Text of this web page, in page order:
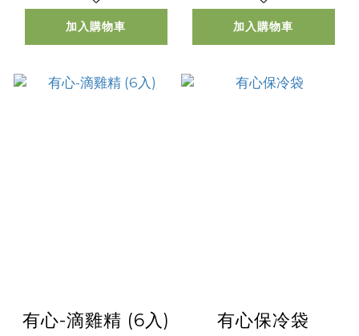
加入購物車 加入購物車
有心-滴雞精 (6入) 有心保冷袋